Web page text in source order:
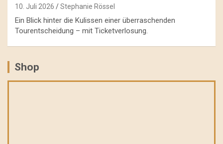
10. Juli 2026 Stephanie Rössel
Ein Blick hinter die Kulissen einer überraschenden
Tourentscheidung – mit Ticketverlosung.
Shop